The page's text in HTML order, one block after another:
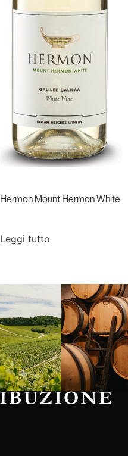
Hermon Mount Hermon White
Leggi tutto
Borgogna,
Francia
Instagram